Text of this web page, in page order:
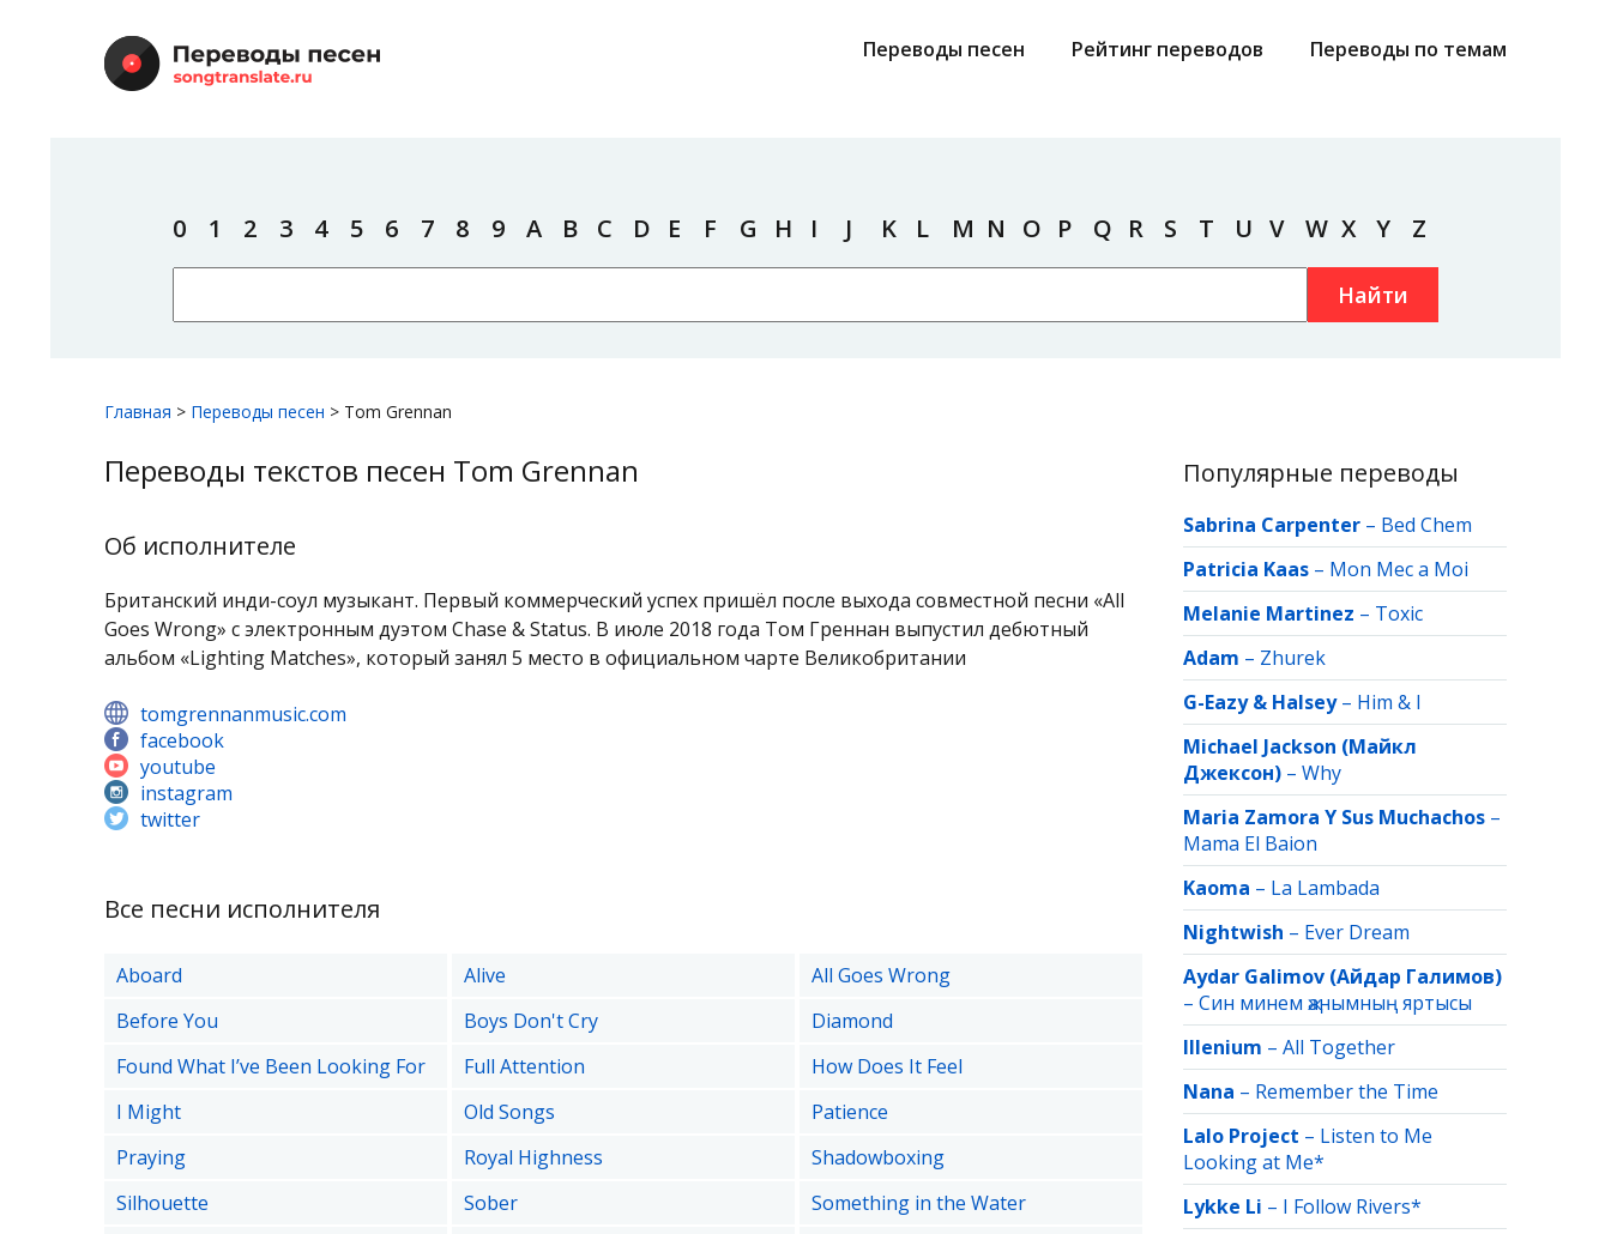
Переводы песен Рейтинг переводов Переводы по темам
0 1 2 3 4 5 6 7 8 9 A B C D E F G H I J K L M N O P Q R S T U V W X Y Z
Найти
Главная > Переводы песен > Tom Grennan
Переводы текстов песен Tom Grennan
Об исполнителе
Британский инди-соул музыкант. Первый коммерческий успех пришёл после выхода совместной песни «All
Goes Wrong» с электронным дуэтом Chase & Status. В июле 2018 года Том Греннан выпустил дебютный
альбом «Lighting Matches», который занял 5 место в официальном чарте Великобритании
tomgrennanmusic.com
facebook
youtube
instagram
twitter
Все песни исполнителя
Aboard Alive
All Goes Wrong
Before You
Boys Don't Cry
Diamond
Found What I’ve Been Looking For
Full Attention
How Does It Feel
I Might
Old Songs
Patience
Praying
Royal Highness
Shadowboxing
Silhouette
Sober
Something in the Water
Популярные переводы
Sabrina Carpenter – Bed Chem
Patricia Kaas – Mon Mec a Moi
Melanie Martinez – Toxic
Adam – Zhurek
G-Eazy & Halsey– Him & I
Michael Jackson (Майкл
Джексон) – Why
Maria Zamora Y Sus Muchachos –
Mama El Baion
Kaoma – La Lambada
Nightwish – Ever Dream
Aydar Galimov (Айдар Галимов)
– Син минем җанымның яртысы
Illenium – All Together
Nana – Remember the Time
Lalo Project – Listen to Me
Looking at Me*
Lykke Li – I Follow Rivers*